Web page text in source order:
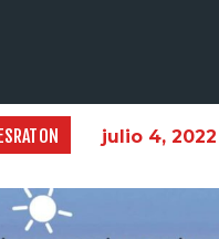
julio 4, 2022